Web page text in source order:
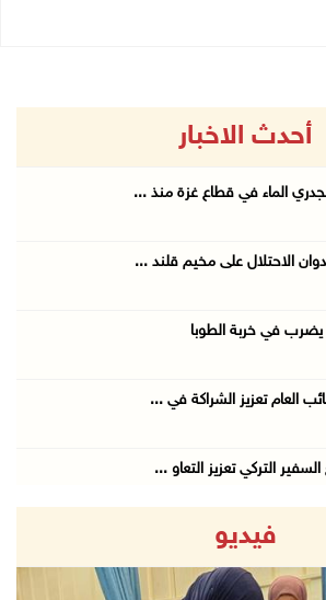
أحدث الاخبار
في خربة الطوبا
العام تعزيز الشراكة في ...
التركي تعزيز التعاو ...
نسبة الشمول المالي في فلسط ...
فيديو